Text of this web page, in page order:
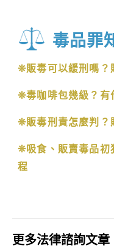
毒品罪
❊販毒可以緩刑嗎？
❊毒咖啡包幾級？有
❊販毒刑責怎麼判？
❊吸食、販賣毒品初
程
更多法律諮詢文章